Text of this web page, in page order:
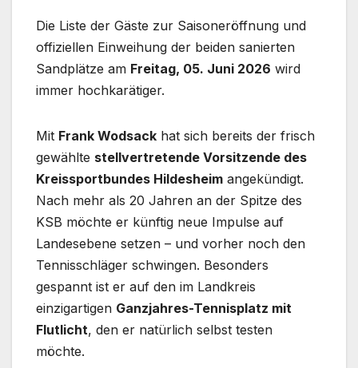
Die Liste der Gäste zur Saisoneröffnung und
offiziellen Einweihung der beiden sanierten
Sandplätze am Freitag, 05. Juni 2026 wird
immer hochkarätiger.
Mit Frank Wodsack hat sich bereits der frisch
gewählte stellvertretende Vorsitzende des
Kreissportbundes Hildesheim angekündigt.
Nach mehr als 20 Jahren an der Spitze des
KSB möchte er künftig neue Impulse auf
Landesebene setzen – und vorher noch den
Tennisschläger schwingen. Besonders
gespannt ist er auf den im Landkreis
einzigartigen Ganzjahres-Tennisplatz mit
Flutlicht, den er natürlich selbst testen
möchte.